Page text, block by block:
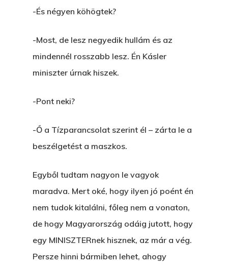
-És négyen köhögtek?
-Most, de lesz negyedik hullám és az
mindennél rosszabb lesz. Én Kásler
miniszter úrnak hiszek.
-Pont neki?
-Ő a Tízparancsolat szerint él – zárta le a
beszélgetést a maszkos.
Egyből tudtam nagyon le vagyok
maradva. Mert oké, hogy ilyen jó poént én
nem tudok kitalálni, főleg nem a vonaton,
de hogy Magyarország odáig jutott, hogy
egy MINISZTERnek hisznek, az már a vég.
Persze hinni bármiben lehet, ahogy